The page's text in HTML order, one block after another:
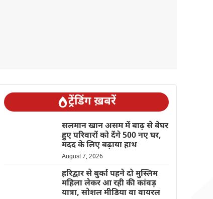
ट्रेंडिंग ख़बरें
सलमान खान असम में बाढ़ से बेघर
हुए परिवारों को देंगे 500 नए घर,
मदद के लिए बढ़ाया हाथ
August 7, 2026
हरिद्वार से बुर्का पहने दो मुस्लिम
महिला लेकर आ रही की कांवड़
यात्रा, सोशल मीडिया वा वायरल